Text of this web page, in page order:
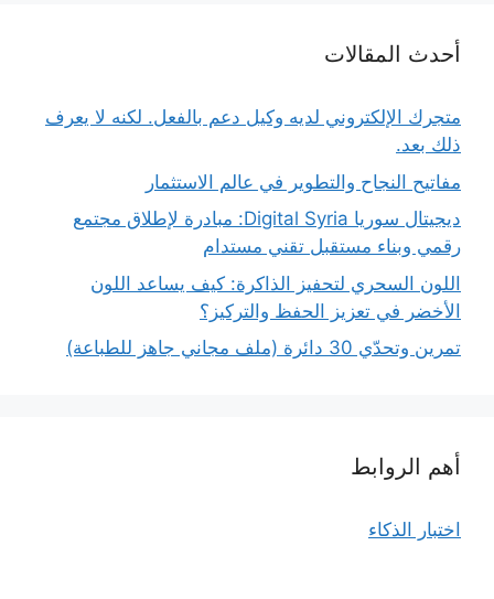
أحدث المقالات
متجرك الإلكتروني لديه وكيل دعم بالفعل. لكنه لا يعرف
ذلك بعد.
مفاتيح النجاح والتطوير في عالم الاستثمار
ديجيتال سوريا Digital Syria: مبادرة لإطلاق مجتمع
رقمي وبناء مستقبل تقني مستدام
اللون السحري لتحفيز الذاكرة: كيف يساعد اللون
الأخضر في تعزيز الحفظ والتركيز؟
تمرين وتحدّي 30 دائرة (ملف مجاني جاهز للطباعة)
أهم الروابط
اختبار الذكاء